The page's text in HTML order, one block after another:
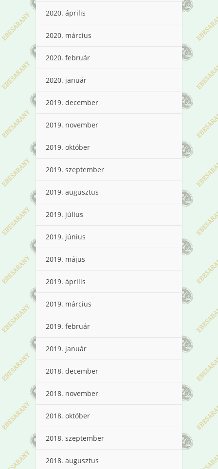
2020. április
2020. március
2020. február
2020. január
2019. december
2019. november
2019. október
2019. szeptember
2019. augusztus
2019. július
2019. június
2019. május
2019. április
2019. március
2019. február
2019. január
2018. december
2018. november
2018. október
2018. szeptember
2018. augusztus